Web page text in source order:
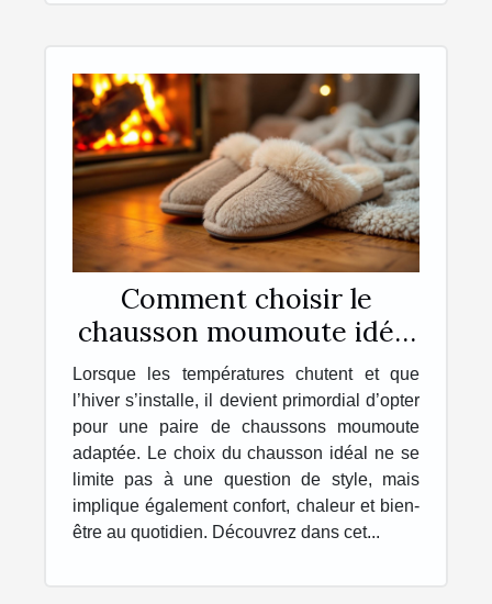
Comment choisir le
chausson moumoute idéal
pour l'hiver ?
Lorsque les températures chutent et que
l’hiver s’installe, il devient primordial d’opter
pour une paire de chaussons moumoute
adaptée. Le choix du chausson idéal ne se
limite pas à une question de style, mais
implique également confort, chaleur et bien-
être au quotidien. Découvrez dans cet...